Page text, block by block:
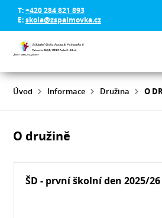
T:+420 284 821 893
E:skola@zspalmovka.cz
Úvod Informace Družina O
O družině
ŠD - první školní den 2025/26